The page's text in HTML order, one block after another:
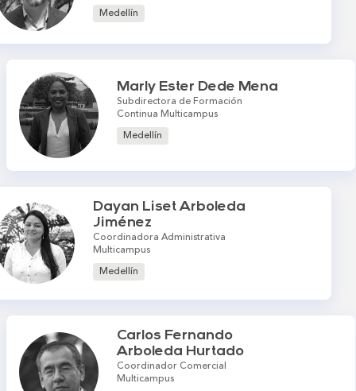
Medellín
Marly Ester Dede Mena
Subdirectora de Formación
Continua Multicampus
Medellín
Dayan Liset Arboleda
Jiménez
Coordinadora Administrativa
Multicampus
Medellín
Carlos Fernando
Arboleda Hurtado
Coordinador Comercial
Multicampus